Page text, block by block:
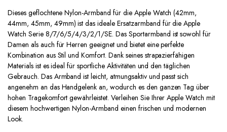
Dieses geflochtene Nylon-Armband für die Apple Watch (42mm,
44mm, 45mm, 49mm) ist das ideale Ersatzarmband für die Apple
Watch Serie 8/7/6/5/4/3/2/1/SE. Das Sportarmband ist sowohl für
Damen als auch für Herren geeignet und bietet eine perfekte
Kombination aus Stil und Komfort. Dank seines strapazierfähigen
Materials ist es ideal für sportliche Aktivitäten und den täglichen
Gebrauch. Das Armband ist leicht, atmungsaktiv und passt sich
angenehm an das Handgelenk an, wodurch es den ganzen Tag über
hohen Tragekomfort gewährleistet. Verleihen Sie Ihrer Apple Watch mit
diesem hochwertigen Nylon-Armband einen frischen und modernen
Look.